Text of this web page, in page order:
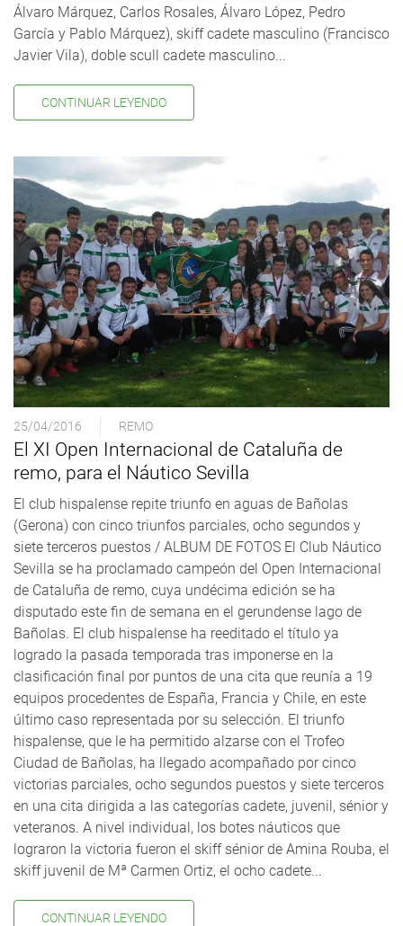
Álvaro Márquez, Carlos Rosales, Álvaro López, Pedro
García y Pablo Márquez), skiff cadete masculino (Francisco
Javier Vila), doble scull cadete masculino...
CONTINUAR LEYENDO
25/04/2016 REMO
El XI Open Internacional de Cataluña de
remo, para el Náutico Sevilla
El club hispalense repite triunfo en aguas de Bañolas
(Gerona) con cinco triunfos parciales, ocho segundos y
siete terceros puestos / ALBUM DE FOTOS El Club Náutico
Sevilla se ha proclamado campeón del Open Internacional
de Cataluña de remo, cuya undécima edición se ha
disputado este fin de semana en el gerundense lago de
Bañolas. El club hispalense ha reeditado el título ya
logrado la pasada temporada tras imponerse en la
clasificación final por puntos de una cita que reunía a 19
equipos procedentes de España, Francia y Chile, en este
último caso representada por su selección. El triunfo
hispalense, que le ha permitido alzarse con el Trofeo
Ciudad de Bañolas, ha llegado acompañado por cinco
victorias parciales, ocho segundos puestos y siete terceros
en una cita dirigida a las categorías cadete, juvenil, sénior y
veteranos. A nivel individual, los botes náuticos que
lograron la victoria fueron el skiff sénior de Amina Rouba, el
skiff juvenil de Mª Carmen Ortiz, el ocho cadete...
CONTINUAR LEYENDO